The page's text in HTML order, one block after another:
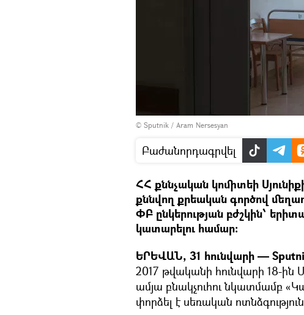
© Sputnik / Aram Nersesyan
Բաժանորդագրվել
ՀՀ քննչական կոմիտեի
քննվող քրեական գործով
ՓԲ ընկերության բժշկին՝
կատարելու համար:
ԵՐԵՎԱՆ, 31 հունվարի —
2017 թվականի հունվարի 18-ին
ամյա բնակչուհու նկատմամբ
փորձել է սեռական